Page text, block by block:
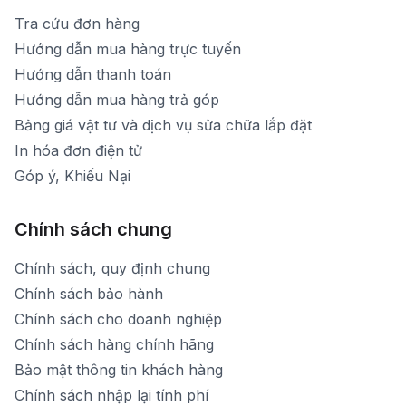
Tra cứu đơn hàng
Hướng dẫn mua hàng trực tuyến
Hướng dẫn thanh toán
Hướng dẫn mua hàng trả góp
Bảng giá vật tư và dịch vụ sửa chữa lắp đặt
In hóa đơn điện tử
Góp ý, Khiếu Nại
Chính sách chung
Chính sách, quy định chung
Chính sách bảo hành
Chính sách cho doanh nghiệp
Chính sách hàng chính hãng
Bảo mật thông tin khách hàng
Chính sách nhập lại tính phí